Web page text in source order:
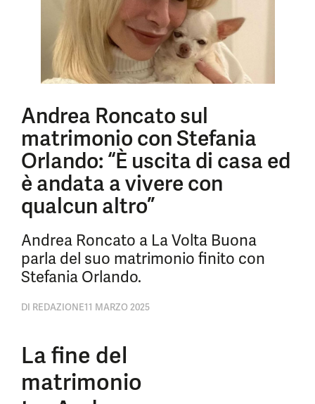
Andrea Roncato sul
matrimonio con Stefania
Orlando: “È uscita di casa ed
è andata a vivere con
qualcun altro”
Andrea Roncato a La Volta Buona
parla del suo matrimonio finito con
Stefania Orlando.
DI REDAZIONE11 MARZO 2025
La fine del
matrimonio